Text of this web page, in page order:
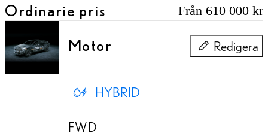
Ordinarie pris Från 610 000 kr
Motor Redigera
Motor
HYBRID
FWD